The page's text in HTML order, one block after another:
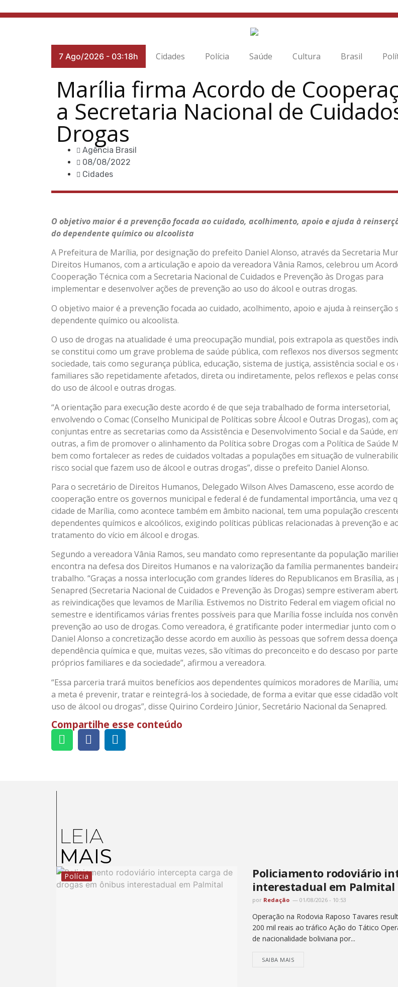
7 Ago/2026 - 03:18h Cidades Polícia Saúde Cultura Brasil
Marília firma Acordo de
a Secretaria Nacional de
Drogas
Agência Brasil
08/08/2022
Cidades
O objetivo maior é a prevenção focada ao cuidado, acolhimento, apoio e ajuda à
do dependente químico ou alcoolista
A Prefeitura de Marília, por designação do prefeito Daniel Alonso, através da Secretaria
Direitos Humanos, com a articulação e apoio da vereadora Vânia Ramos, celebrou um
Cooperação Técnica com a Secretaria Nacional de Cuidados e Prevenção às Drogas para
implementar e desenvolver ações de prevenção ao uso do álcool e outras drogas.
O objetivo maior é a prevenção focada ao cuidado, acolhimento, apoio e ajuda à reinserção
dependente químico ou alcoolista.
O uso de drogas na atualidade é uma preocupação mundial, pois extrapola as questões
se constitui como um grave problema de saúde pública, com reflexos nos diversos
sociedade, tais como segurança pública, educação, sistema de justiça, assistência social e os
familiares são repetidamente afetados, direta ou indiretamente, pelos reflexos e pelas
do uso de álcool e outras drogas.
“A orientação para execução deste acordo é de que seja trabalhado de forma intersetorial,
envolvendo o Comac (Conselho Municipal de Políticas sobre Álcool e Outras Drogas), com
conjuntas entre as secretarias como da Assistência e Desenvolvimento Social e da Saúde,
outras, a fim de promover o alinhamento da Política sobre Drogas com a Política de Saúde
bem como fortalecer as redes de cuidados voltadas a populações em situação de
risco social que fazem uso de álcool e outras drogas”, disse o prefeito Daniel Alonso.
Para o secretário de Direitos Humanos, Delegado Wilson Alves Damasceno, esse acordo de
cooperação entre os governos municipal e federal é de fundamental importância, uma vez
cidade de Marília, como acontece também em âmbito nacional, tem uma população
dependentes químicos e alcoólicos, exigindo políticas públicas relacionadas à prevenção e
tratamento do vício em álcool e drogas.
Segundo a vereadora Vânia Ramos, seu mandato como representante da população
encontra na defesa dos Direitos Humanos e na valorização da família permanentes
trabalho. “Graças a nossa interlocução com grandes líderes do Republicanos em Brasília, as
Senapred (Secretaria Nacional de Cuidados e Prevenção às Drogas) sempre estiveram
as reivindicações que levamos de Marília. Estivemos no Distrito Federal em viagem oficial
semestre e identificamos várias frentes possíveis para que Marília fosse incluída nos
prevenção ao uso de drogas. Como vereadora, é gratificante poder intermediar junto com
Daniel Alonso a concretização desse acordo em auxílio às pessoas que sofrem dessa
dependência química e que, muitas vezes, são vítimas do preconceito e do descaso por
próprios familiares e da sociedade”, afirmou a vereadora.
“Essa parceria trará muitos benefícios aos dependentes químicos moradores de Marília,
a meta é prevenir, tratar e reintegrá-los à sociedade, de forma a evitar que esse cidadão
uso de álcool ou drogas”, disse Quirino Cordeiro Júnior, Secretário Nacional da Senapred.
Compartilhe esse conteúdo
LEIA
MAIS
Polícia
Policiamento rodoviário
interestadual em Palmital
por Redação 01/08/2026 - 10:53
Operação na Rodovia Raposo Tavares
200 mil reais ao tráfico Ação do Tático
de nacionalidade boliviana por...
SAIBA MAIS